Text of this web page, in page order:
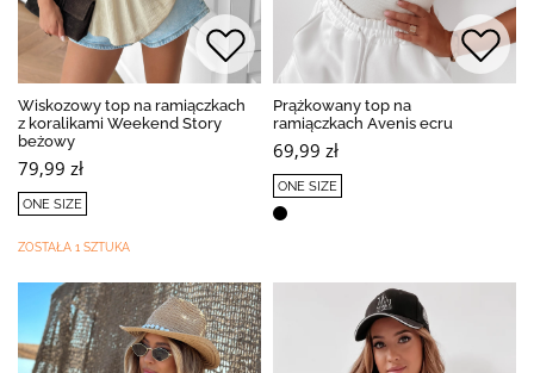
Wiskozowy top na ramiączkach
z koralikami Weekend Story
beżowy
79,99 zł
ONE SIZE
ZOSTAŁA 1 SZTUKA
Prążkowany top na
ramiączkach Avenis ecru
69,99 zł
ONE SIZE